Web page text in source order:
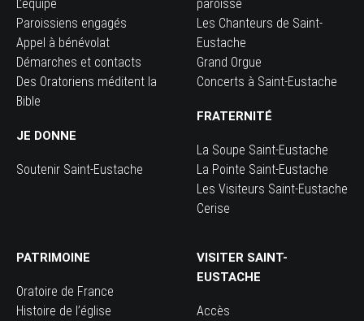
L’équipe
Paroissiens engagés
Appel à bénévolat
Démarches et contacts
Des Oratoriens méditent la
Bible
JE DONNE
Soutenir Saint-Eustache
paroisse
Les Chanteurs de Saint-
Eustache
Grand Orgue
Concerts à Saint-Eustache
FRATERNITÉ
La Soupe Saint-Eustache
La Pointe Saint-Eustache
Les Visiteurs Saint-Eustache
Cerise
PATRIMOINE
Oratoire de France
Histoire de l’église
VISITER SAINT-
EUSTACHE
Accès